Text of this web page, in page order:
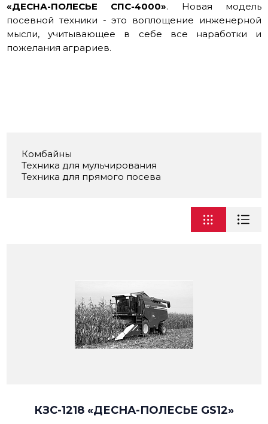
«ДЕСНА-ПОЛЕСЬЕ СПС-4000». Новая модель
посевной техники - это воплощение инженерной
мысли, учитывающее в себе все наработки и
пожелания аграриев.
Комбайны
Техника для мульчирования
Техника для прямого посева
КЗС-1218 «ДЕСНА-ПОЛЕСЬЕ GS12»